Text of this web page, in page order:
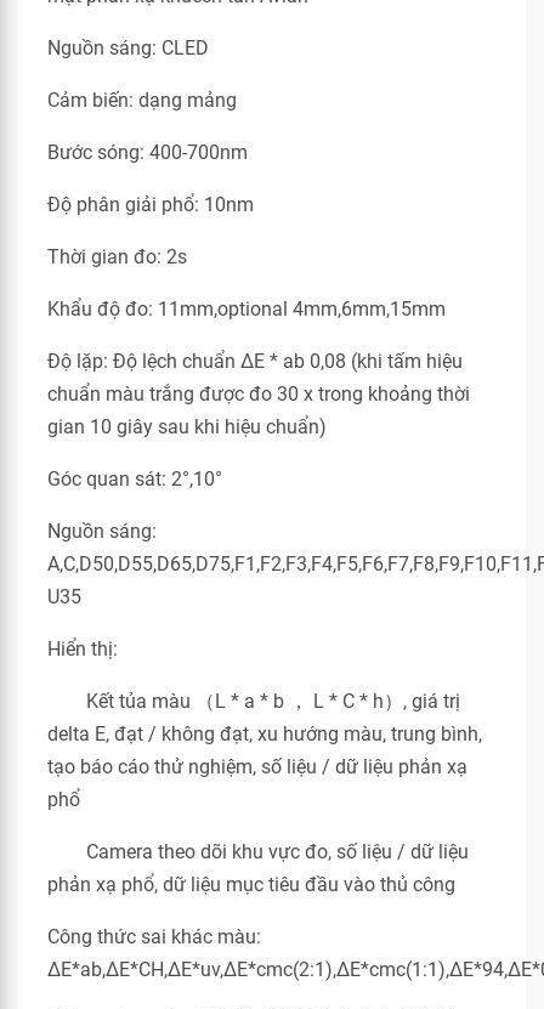
Nguồn sáng: CLED
Cảm biến: dạng mảng
Bước sóng: 400-700nm
Độ phân giải phổ: 10nm
Thời gian đo: 2s
Khẩu độ đo: 11mm,optional 4mm,6mm,15mm
Độ lặp: Độ lệch chuẩn ΔE * ab 0,08 (khi tấm hiệu
chuẩn màu trắng được đo 30 x trong khoảng thời
gian 10 giây sau khi hiệu chuẩn)
Góc quan sát: 2°,10°
Nguồn sáng:
U35
Hiển thị:
Kết tủa màu （L * a * b ， L * C * h）, giá trị
delta E, đạt / không đạt, xu hướng màu, trung bình,
tạo báo cáo thử nghiệm, số liệu / dữ liệu phản xạ
phổ
Camera theo dõi khu vực đo, số liệu / dữ liệu
phản xạ phổ, dữ liệu mục tiêu đầu vào thủ công
Công thức sai khác màu: